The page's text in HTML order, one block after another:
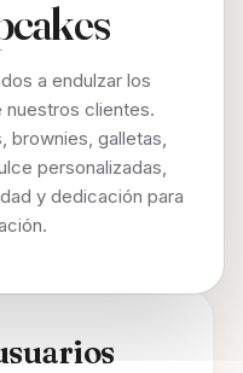
a endulzar los
clientes.
brownies, galletas,
personalizadas,
y dedicación para